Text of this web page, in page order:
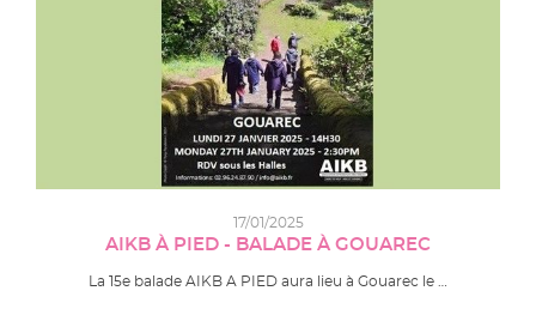
17/01/2025
AIKB À PIED - BALADE À GOUAREC
La 15e balade AIKB A PIED aura lieu à Gouarec le …